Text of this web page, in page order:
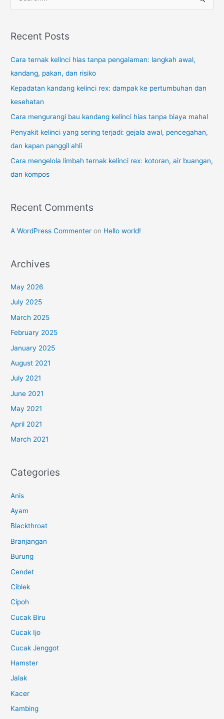
r
h
f
o
r
:
Recent Posts
Cara ternak kelinci hias tanpa pengalaman: langkah awal,
kandang, pakan, dan risiko
Kepadatan kandang kelinci rex: dampak ke pertumbuhan dan
kesehatan
Cara mengurangi bau kandang kelinci hias tanpa biaya mahal
Penyakit kelinci yang sering terjadi: gejala awal, pencegahan,
dan kapan panggil ahli
Cara mengelola limbah ternak kelinci rex: kotoran, air buangan,
dan kompos
Recent Comments
A WordPress Commenter on Hello world!
Archives
May 2026
July 2025
March 2025
February 2025
January 2025
August 2021
July 2021
June 2021
May 2021
April 2021
March 2021
Categories
Anis
Ayam
Blackthroat
Branjangan
Burung
Cendet
Ciblek
Cipoh
Cucak Biru
Cucak Ijo
Cucak Jenggot
Hamster
Jalak
Kacer
Kambing